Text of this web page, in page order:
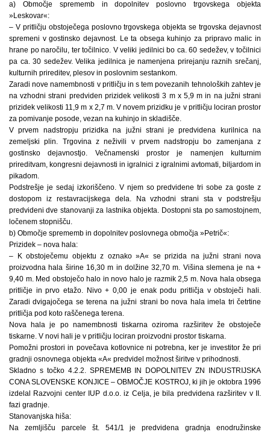
a) Območje sprememb in dopolnitev poslovno trgovskega objekta
»Leskovar«:
– V pritličju obstoječega poslovno trgovskega objekta se trgovska dejavnost
spremeni v gostinsko dejavnost. Le ta obsega kuhinjo za pripravo malic in
hrane po naročilu, ter točilnico. V veliki jedilnici bo ca. 60 sedežev, v točilnici
pa ca. 30 sedežev. Velika jedilnica je namenjena prirejanju raznih srečanj,
kulturnih prireditev, plesov in poslovnim sestankom.
Zaradi nove namembnosti v pritličju in s tem povezanih tehnoloških zahtev je
na vzhodni strani predviden prizidek velikosti 3 m x 5,9 m in na južni strani
prizidek velikosti 11,9 m x 2,7 m. V novem prizidku je v pritličju lociran prostor
za pomivanje posode, vezan na kuhinjo in skladišče.
V prvem nadstropju prizidka na južni strani je predvidena kurilnica na
zemeljski plin. Trgovina z neživili v prvem nadstropju bo zamenjana z
gostinsko dejavnostjo. Večnamenski prostor je namenjen kulturnim
prireditvam, kongresni dejavnosti in igralnici z igralnimi avtomati, biljardom in
pikadom.
Podstrešje je sedaj izkoriščeno. V njem so predvidene tri sobe za goste z
dostopom iz restavracijskega dela. Na vzhodni strani sta v podstrešju
predvideni dve stanovanji za lastnika objekta. Dostopni sta po samostojnem,
ločenem stopnišču.
b) Območje sprememb in dopolnitev poslovnega območja »Petrič«:
Prizidek – nova hala:
– K obstoječemu objektu z oznako »A« se prizida na južni strani nova
proizvodna hala širine 16,30 m in dolžine 32,70 m. Višina slemena je na +
9,40 m. Med obstoječo halo in novo halo je razmik 2,5 m. Nova hala obsega
pritličje in prvo etažo. Nivo + 0,00 je enak podu pritličja v obstoječi hali.
Zaradi dvigajočega se terena na južni strani bo nova hala imela tri četrtine
pritličja pod koto raščenega terena.
Nova hala je po namembnosti tiskarna oziroma razširitev že obstoječe
tiskarne. V novi hali je v pritličju lociran proizvodni prostor tiskarna.
Pomožni prostori in povečava kotlovnice ni potrebna, ker je investitor že pri
gradnji osnovnega objekta «A« predvidel možnost širitve v prihodnosti.
Skladno s točko 4.2.2. SPREMEMB IN DOPOLNITEV ZN INDUSTRIJSKA
CONA SLOVENSKE KONJICE – OBMOČJE KOSTROJ, ki jih je oktobra 1996
izdelal Razvojni center IUP d.o.o. iz Celja, je bila predvidena razširitev v II.
fazi gradnje.
Stanovanjska hiša:
Na zemljišču parcele št. 541/1 je predvidena gradnja enodružinske